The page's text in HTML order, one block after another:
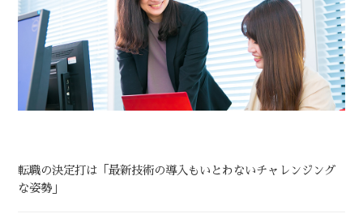
転職の決定打は「最新技術の導入もいとわないチャレンジング
な姿勢」